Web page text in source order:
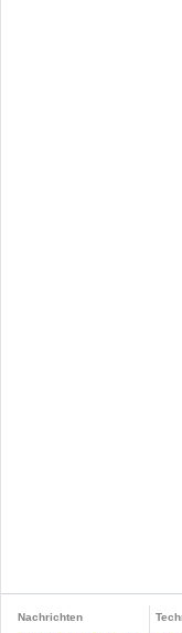
Nachrichten